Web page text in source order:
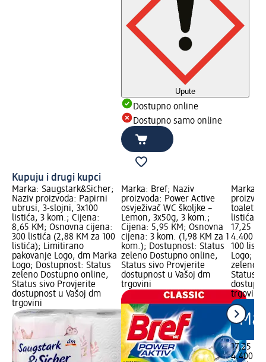
Upute
Dostupno online
Dostupno samo online
Kupuju i drugi kupci
Marka: Saugstark&Sicher;
Naziv proizvoda: Papirni
ubrusi, 3-slojni, 3x100
listića, 3 kom.; Cijena:
8,65 KM; Osnovna cijena:
300 listića (2,88 KM za 100
listića); Limitirano
pakovanje Logo, dm Marka
Logo; Dostupnost: Status
zeleno Dostupno online,
Status sivo Provjerite
dostupnost u Vašoj dm
trgovini
Marka: Bref; Naziv
proizvoda: Power Active
osvježivač WC školjke –
Lemon, 3x50g, 3 kom.;
Cijena: 5,95 KM; Osnovna
cijena: 3 kom. (1,98 KM za 1
kom.); Dostupnost: Status
zeleno Dostupno online,
Status sivo Provjerite
dostupnost u Vašoj dm
trgovini
Marka:
toaletni
listića,
17,25
4.400
100
Logo;
zeleno
Status
trgovini
17,25 KM
4.400